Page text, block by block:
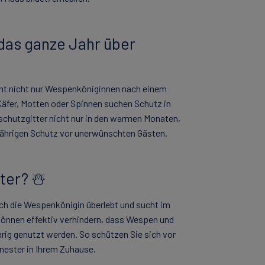
ganze Jahr über
nicht nur Wespenköniginnen nach einem
Motten oder Spinnen suchen Schutz in
nicht nur in den warmen Monaten,
Schutz vor unerwünschten Gästen.
☃️
die Wespenkönigin überlebt und sucht im
effektiv verhindern, dass Wespen und
genutzt werden. So schützen Sie sich vor
in Ihrem Zuhause.